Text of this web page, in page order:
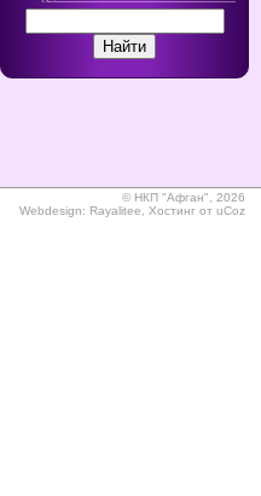
©НКП "Афган", 2026
Webdesign: Rayalitee Хостинг от uCoz